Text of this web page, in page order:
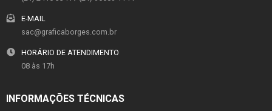
E-MAIL
sac@graficaborges.com.br
HORÁRIO DE ATENDIMENTO
08 às 17h
INFORMAÇÕES TÉCNICAS